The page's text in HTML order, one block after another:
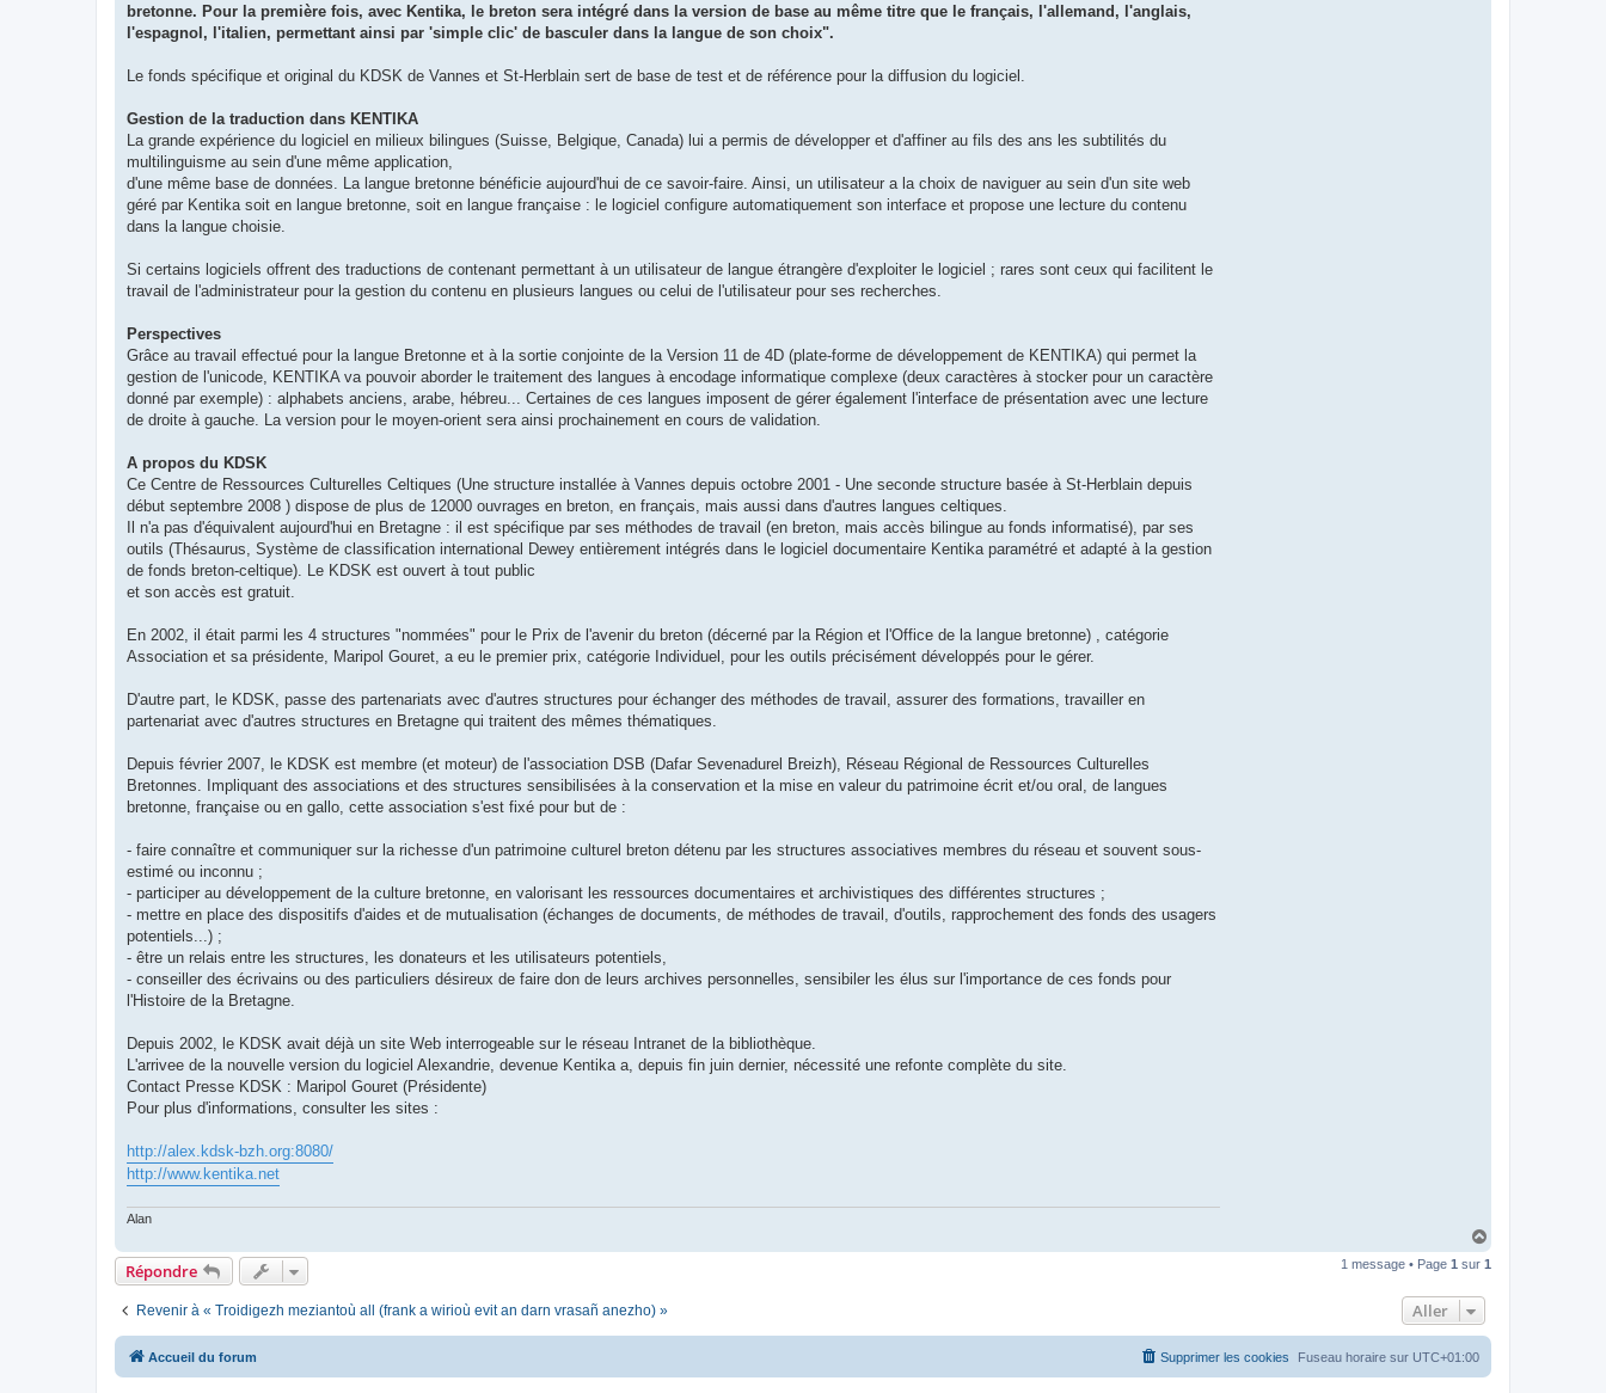
bretonne. Pour la première fois, avec Kentika, le breton sera intégré dans la version de base au même titre que le français, l'allemand, l'anglais,
l'espagnol, l'italien, permettant ainsi par 'simple clic' de basculer dans la langue de son choix".
Le fonds spécifique et original du KDSK de Vannes et St-Herblain sert de base de test et de référence pour la diffusion du logiciel.
Gestion de la traduction dans KENTIKA
La grande expérience du logiciel en milieux bilingues (Suisse, Belgique, Canada) lui a permis de développer et d'affiner au fils des ans les subtilités du
multilinguisme au sein d'une même application,
d'une même base de données. La langue bretonne bénéficie aujourd'hui de ce savoir-faire. Ainsi, un utilisateur a la choix de naviguer au sein d'un site web
géré par Kentika soit en langue bretonne, soit en langue française : le logiciel configure automatiquement son interface et propose une lecture du contenu
dans la langue choisie.
Si certains logiciels offrent des traductions de contenant permettant à un utilisateur de langue étrangère d'exploiter le logiciel ; rares sont ceux qui facilitent le
travail de l'administrateur pour la gestion du contenu en plusieurs langues ou celui de l'utilisateur pour ses recherches.
Perspectives
Grâce au travail effectué pour la langue Bretonne et à la sortie conjointe de la Version 11 de 4D (plate-forme de développement de KENTIKA) qui permet la
gestion de l'unicode, KENTIKA va pouvoir aborder le traitement des langues à encodage informatique complexe (deux caractères à stocker pour un caractère
donné par exemple) : alphabets anciens, arabe, hébreu... Certaines de ces langues imposent de gérer également l'interface de présentation avec une lecture
de droite à gauche. La version pour le moyen-orient sera ainsi prochainement en cours de validation.
A propos du KDSK
Ce Centre de Ressources Culturelles Celtiques (Une structure installée à Vannes depuis octobre 2001 - Une seconde structure basée à St-Herblain depuis
début septembre 2008 ) dispose de plus de 12000 ouvrages en breton, en français, mais aussi dans d'autres langues celtiques.
Il n'a pas d'équivalent aujourd'hui en Bretagne : il est spécifique par ses méthodes de travail (en breton, mais accès bilingue au fonds informatisé), par ses
outils (Thésaurus, Système de classification international Dewey entièrement intégrés dans le logiciel documentaire Kentika paramétré et adapté à la gestion
de fonds breton-celtique). Le KDSK est ouvert à tout public
et son accès est gratuit.
En 2002, il était parmi les 4 structures "nommées" pour le Prix de l'avenir du breton (décerné par la Région et l'Office de la langue bretonne) , catégorie
Association et sa présidente, Maripol Gouret, a eu le premier prix, catégorie Individuel, pour les outils précisément développés pour le gérer.
D'autre part, le KDSK, passe des partenariats avec d'autres structures pour échanger des méthodes de travail, assurer des formations, travailler en
partenariat avec d'autres structures en Bretagne qui traitent des mêmes thématiques.
Depuis février 2007, le KDSK est membre (et moteur) de l'association DSB (Dafar Sevenadurel Breizh), Réseau Régional de Ressources Culturelles
Bretonnes. Impliquant des associations et des structures sensibilisées à la conservation et la mise en valeur du patrimoine écrit et/ou oral, de langues
bretonne, française ou en gallo, cette association s'est fixé pour but de :
- faire connaître et communiquer sur la richesse d'un patrimoine culturel breton détenu par les structures associatives membres du réseau et souvent sous-
estimé ou inconnu ;
- participer au développement de la culture bretonne, en valorisant les ressources documentaires et archivistiques des différentes structures ;
- mettre en place des dispositifs d'aides et de mutualisation (échanges de documents, de méthodes de travail, d'outils, rapprochement des fonds des usagers
potentiels...) ;
- être un relais entre les structures, les donateurs et les utilisateurs potentiels,
- conseiller des écrivains ou des particuliers désireux de faire don de leurs archives personnelles, sensibiler les élus sur l'importance de ces fonds pour
l'Histoire de la Bretagne.
Depuis 2002, le KDSK avait déjà un site Web interrogeable sur le réseau Intranet de la bibliothèque.
L'arrivee de la nouvelle version du logiciel Alexandrie, devenue Kentika a, depuis fin juin dernier, nécessité une refonte complète du site.
Contact Presse KDSK : Maripol Gouret (Présidente)
Pour plus d'informations, consulter les sites :
http://alex.kdsk-bzh.org:8080/
http://www.kentika.net
Alan
u
Répondre 1 message • Page 1 sur 1
Revenir à « Troidigezh meziantoù all (frank a wirioù evit an darn vrasañ anezho) » Aller
Accueil du forum Fuseau horaire sur UTC+01:00
Supprimer les cookies